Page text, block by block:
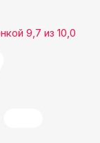
9,7 из 10,0